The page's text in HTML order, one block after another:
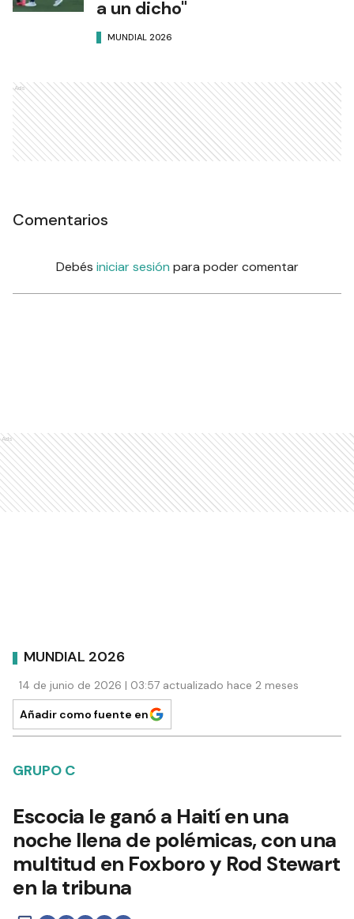
a un dicho"
MUNDIAL 2026
Ads
Comentarios
Debés iniciar sesión para poder comentar
Ads
MUNDIAL 2026
14 de junio de 2026 | 03:57 actualizado hace 2 meses
Añadir como fuente en
GRUPO C
Escocia le ganó a Haití en una
noche llena de polémicas, con una
multitud en Foxboro y Rod Stewart
en la tribuna